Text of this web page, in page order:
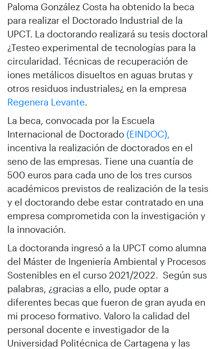
Paloma González Costa ha obtenido la beca
para realizar el Doctorado Industrial de la
UPCT. La doctorando realizará su tesis doctoral
¿Testeo experimental de tecnologías para la
circularidad. Técnicas de recuperación de
iones metálicos disueltos en aguas brutas y
otros residuos industriales¿ en la empresa
Regenera Levante.
La beca, convocada por la Escuela
Internacional de Doctorado (EINDOC),
incentiva la realización de doctorados en el
seno de las empresas. Tiene una cuantía de
500 euros para cada uno de los tres cursos
académicos previstos de realización de la tesis
y el doctorando debe estar contratado en una
empresa comprometida con la investigación y
la innovación.
La doctoranda ingresó a la UPCT como alumna
del Máster de Ingeniería Ambiental y Procesos
Sostenibles en el curso 2021/2022. Según sus
palabras, ¿gracias a ello, pude optar a
diferentes becas que fueron de gran ayuda en
mi proceso formativo. Valoro la calidad del
personal docente e investigador de la
Universidad Politécnica de Cartagena y las